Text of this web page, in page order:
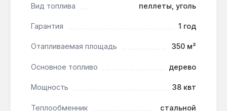
70-90°C и равномерно распределяют его по
Печь-булерьян Svarog 38 кВт оптимальна для
домов без центрального отопления. Гарантия 1
Украина.
Вид топлива
пеллеты, уголь
Гарантия 1 год
Отапливаемая площадь 350 м²
Основное топливо дерево
Мощность 38 квт
Теплообменник стальной